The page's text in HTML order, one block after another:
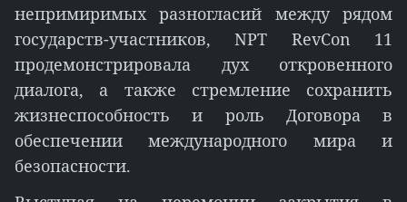
непримиримых разногласий между рядом
государств-участников, NPT RevCon 11
продемонстрировала дух откровенного
диалога, а также стремление сохранить
жизнеспособность и роль Договора в
обеспечении международного мира и
безопасности.